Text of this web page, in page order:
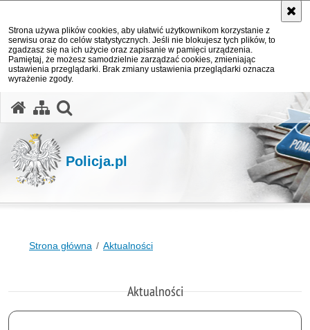
Strona używa plików cookies, aby ułatwić użytkownikom korzystanie z
serwisu oraz do celów statystycznych. Jeśli nie blokujesz tych plików, to
zgadzasz się na ich użycie oraz zapisanie w pamięci urządzenia.
Pamiętaj, że możesz samodzielnie zarządzać cookies, zmieniając
ustawienia przeglądarki. Brak zmiany ustawienia przeglądarki oznacza
wyrażenie zgody.
Policja.pl
Strona główna Aktualności
Aktualności